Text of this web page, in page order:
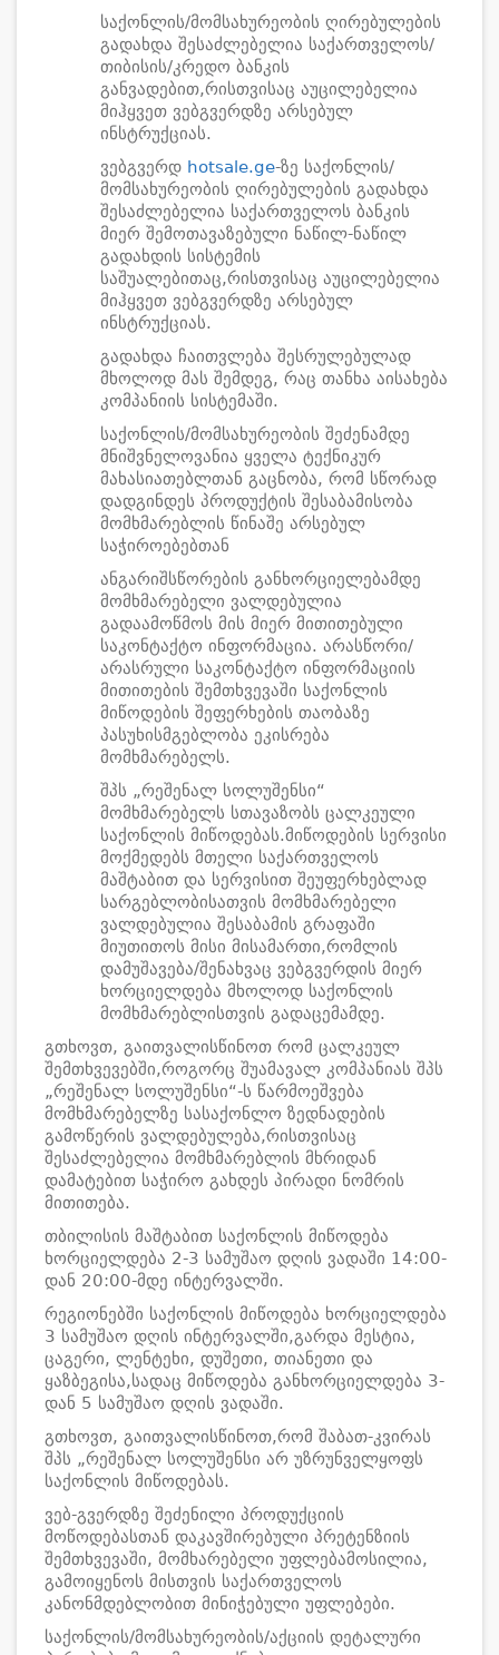
საქონლის/მომსახურეობის ღირებულების
გადახდა შესაძლებელია საქართველოს/
თიბისის/კრედო ბანკის
განვადებით,რისთვისაც აუცილებელია
მიჰყვეთ ვებგვერდზე არსებულ
ინსტრუქციას.
ვებგვერდ hotsale.ge-ზე საქონლის/
მომსახურეობის ღირებულების გადახდა
შესაძლებელია საქართველოს ბანკის
მიერ შემოთავაზებული ნაწილ-ნაწილ
გადახდის სისტემის
საშუალებითაც,რისთვისაც აუცილებელია
მიჰყვეთ ვებგვერდზე არსებულ
ინსტრუქციას.
გადახდა ჩაითვლება შესრულებულად
მხოლოდ მას შემდეგ, რაც თანხა აისახება
კომპანიის სისტემაში.
საქონლის/მომსახურეობის შეძენამდე
მნიშვნელოვანია ყველა ტექნიკურ
მახასიათებლთან გაცნობა, რომ სწორად
დადგინდეს პროდუქტის შესაბამისობა
მომხმარებლის წინაშე არსებულ
საჭიროებებთან
ანგარიშსწორების განხორციელებამდე
მომხმარებელი ვალდებულია
გადაამოწმოს მის მიერ მითითებული
საკონტაქტო ინფორმაცია. არასწორი/
არასრული საკონტაქტო ინფორმაციის
მითითების შემთხვევაში საქონლის
მიწოდების შეფერხების თაობაზე
პასუხისმგებლობა ეკისრება
მომხმარებელს.
შპს „რეშენალ სოლუშენსი“
მომხმარებელს სთავაზობს ცალკეული
საქონლის მიწოდებას.მიწოდების სერვისი
მოქმედებს მთელი საქართველოს
მაშტაბით და სერვისით შეუფერხებლად
სარგებლობისათვის მომხმარებელი
ვალდებულია შესაბამის გრაფაში
მიუთითოს მისი მისამართი,რომლის
დამუშავება/შენახვაც ვებგვერდის მიერ
ხორციელდება მხოლოდ საქონლის
მომხმარებლისთვის გადაცემამდე.
გთხოვთ, გაითვალისწინოთ რომ ცალკეულ
შემთხვევებში,როგორც შუამავალ კომპანიას შპს
„რეშენალ სოლუშენსი“-ს წარმოეშვება
მომხმარებელზე სასაქონლო ზედნადების
გამოწერის ვალდებულება,რისთვისაც
შესაძლებელია მომხმარებლის მხრიდან
დამატებით საჭირო გახდეს პირადი ნომრის
მითითება.
თბილისის მაშტაბით საქონლის მიწოდება
ხორციელდება 2-3 სამუშაო დღის ვადაში 14:00-
დან 20:00-მდე ინტერვალში.
რეგიონებში საქონლის მიწოდება ხორციელდება
3 სამუშაო დღის ინტერვალში,გარდა მესტია,
ცაგერი, ლენტეხი, დუშეთი, თიანეთი და
ყაზბეგისა,სადაც მიწოდება განხორციელდება 3-
დან 5 სამუშაო დღის ვადაში.
გთხოვთ, გაითვალისწინოთ,რომ შაბათ-კვირას
შპს „რეშენალ სოლუშენსი არ უზრუნველყოფს
საქონლის მიწოდებას.
ვებ-გვერდზე შეძენილი პროდუქციის
მოწოდებასთან დაკავშირებული პრეტენზიის
შემთხვევაში, მომხარებელი უფლებამოსილია,
გამოიყენოს მისთვის საქართველოს
კანონმდებლობით მინიჭებული უფლებები.
საქონლის/მომსახურეობის/აქციის დეტალური